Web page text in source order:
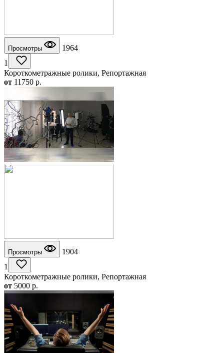
Просмотры
1964
1
Короткометражные ролики, Репортажная
от 11750 p.
Просмотры
1904
1
Короткометражные ролики, Репортажная
от 5000 p.